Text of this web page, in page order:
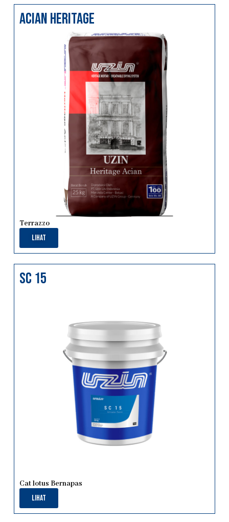
Acian heritage
Terrazzo
Lihat
sc 15
Cat lotus Bernapas
Lihat